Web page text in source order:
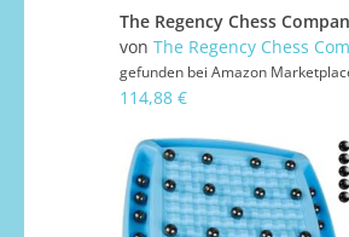
von The Regency Chess
gefunden bei Amazon
114,88 €